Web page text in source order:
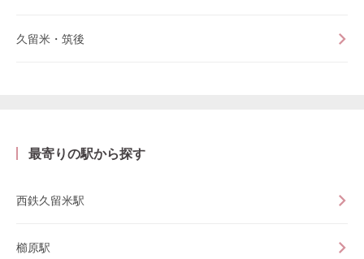
久留米・筑後
最寄りの駅から探す
西鉄久留米駅
櫛原駅